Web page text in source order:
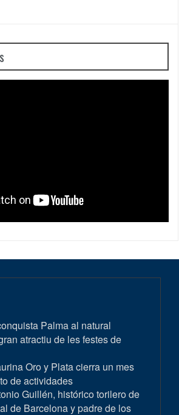
Palma al natural
atractiu de les festes de
Oro y Plata cierra un mes
de actividades
Guillén, histórico torilero de
de Barcelona y padre de los